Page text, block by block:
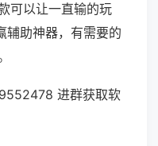
可以让一直输的玩
辅助神器，有需要的
进群获取软